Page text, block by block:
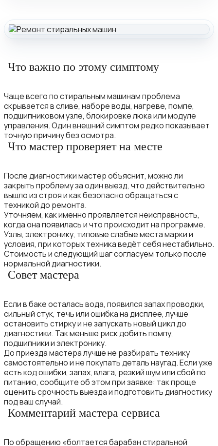
Что важно по этому симптому
Чаще всего по стиральным машинам проблема
скрывается в сливе, наборе воды, нагреве, помпе,
подшипниковом узле, блокировке люка или модуле
управления. Один внешний симптом редко показывает
точную причину без осмотра.
Что мастер проверяет на месте
После диагностики мастер объяснит, можно ли
закрыть проблему за один выезд, что действительно
вышло из строя и как безопасно обращаться с
техникой до ремонта.
Уточняем, как именно проявляется неисправность,
когда она появилась и что происходит на программе.
Узлы, электронику, типовые слабые места марки и
условия, при которых техника ведёт себя нестабильно.
Стоимость и следующий шаг согласуем только после
нормальной диагностики.
Совет мастера
Если в баке осталась вода, появился запах проводки,
сильный стук, течь или ошибка на дисплее, лучше
остановить стирку и не запускать новый цикл до
диагностики. Так меньше риск добить помпу,
подшипники и электронику.
До приезда мастера лучше не разбирать технику
самостоятельно и не покупать деталь наугад. Если уже
есть код ошибки, запах, влага, резкий шум или сбой по
питанию, сообщите об этом при заявке: так проще
оценить срочность выезда и подготовить диагностику
под ваш случай.
Комментарий мастера сервиса
По обращению «болтается барабан стиральной